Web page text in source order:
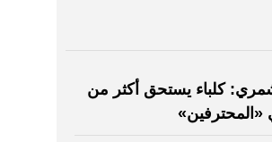
كلباء يستحق أكثر من
«المحترفين»